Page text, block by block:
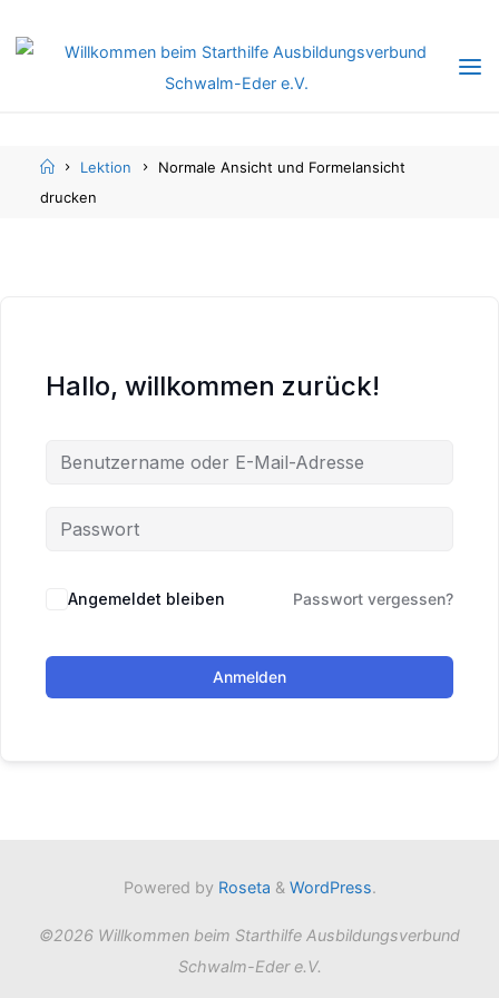
HomeLektion
Normale Ansicht und Formelansicht
drucken
Hallo, willkommen zurück!
Angemeldet bleiben Passwort vergessen?
Anmelden
Powered byRoseta & WordPress.
©2026 Willkommen beim Starthilfe Ausbildungsverbund
Schwalm-Eder e.V.